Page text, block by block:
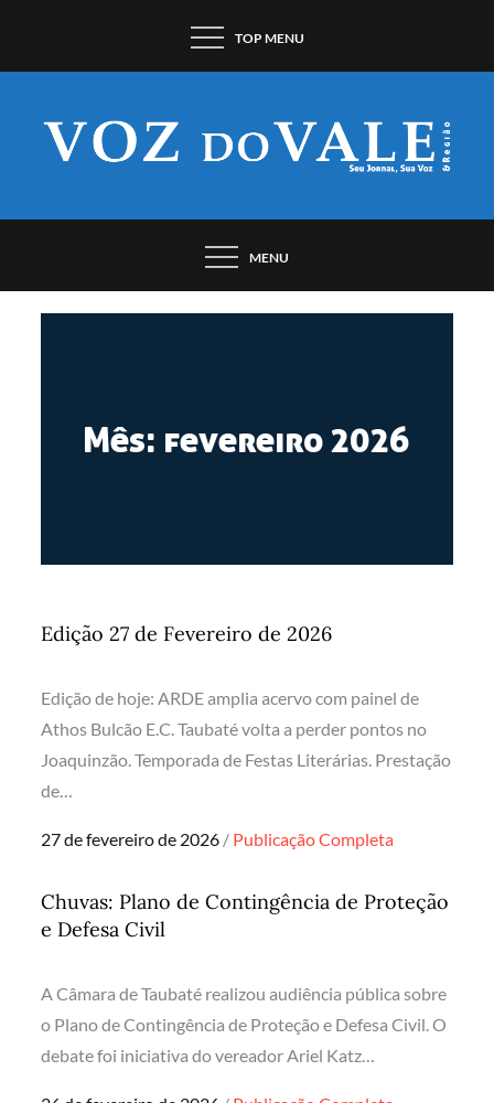
o
TOP MENU
MENU
Mês: fevereiro 2026
Edição 27 de Fevereiro de 2026
Edição de hoje: ARDE amplia acervo com painel de
Athos Bulcão E.C. Taubaté volta a perder pontos no
Joaquinzão. Temporada de Festas Literárias. Prestação
de…
Posted
27 de fevereiro de 2026 Publicação Completa
Chuvas: Plano de Contingência de Proteção
e Defesa Civil
A Câmara de Taubaté realizou audiência pública sobre
o Plano de Contingência de Proteção e Defesa Civil. O
debate foi iniciativa do vereador Ariel Katz…